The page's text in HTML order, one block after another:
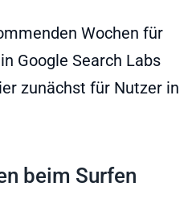
Wochen für
Google Search Labs
zunächst für Nutzer in
beim Surfen